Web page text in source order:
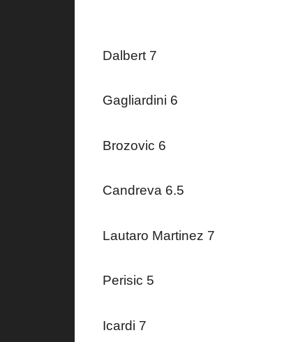
Dalbert 7
Gagliardini 6
Brozovic 6
Candreva 6.5
Lautaro Martinez 7
Perisic 5
Icardi 7